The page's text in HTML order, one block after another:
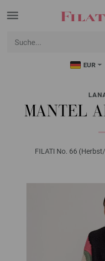
EUR
MANTEL
FILATI No. 66